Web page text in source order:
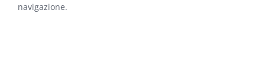
navigazione.